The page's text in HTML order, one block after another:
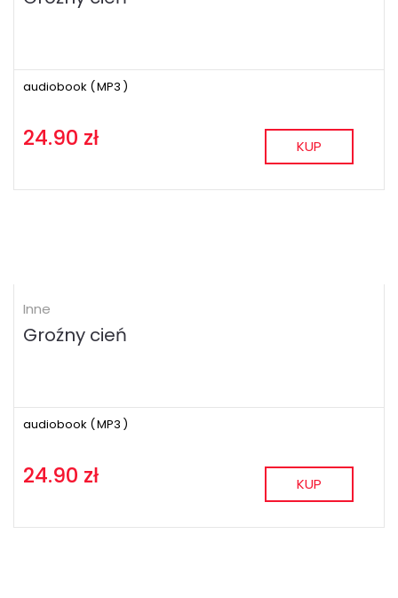
audiobook (MP3 )
24.90 zł KUP
Inne
Groźny cień
audiobook (MP3 )
24.90 zł KUP